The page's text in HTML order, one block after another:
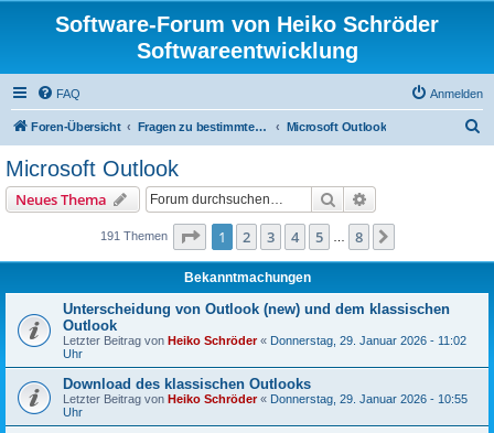
Software-Forum von Heiko Schröder
Softwareentwicklung
FAQ Anmelden
Foren-Übersicht Fragen zu bestimmter Windows Software Microsoft Outlook
Microsoft Outlook
Neues Thema Suche
191 Themen Seite 1von
1 2 3 4 5 8
Bekanntmachungen
Unterscheidung von Outlook (new) und dem klassischen
Outlook
Letzter Beitrag von Heiko Schröder« Donnerstag, 29. Januar 2026 - 11:02
Uhr
Download des klassischen Outlooks
Letzter Beitrag von Heiko Schröder« Donnerstag, 29. Januar 2026 - 10:55
Uhr